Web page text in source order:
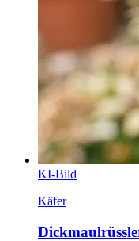
KI-Bild
Käfer